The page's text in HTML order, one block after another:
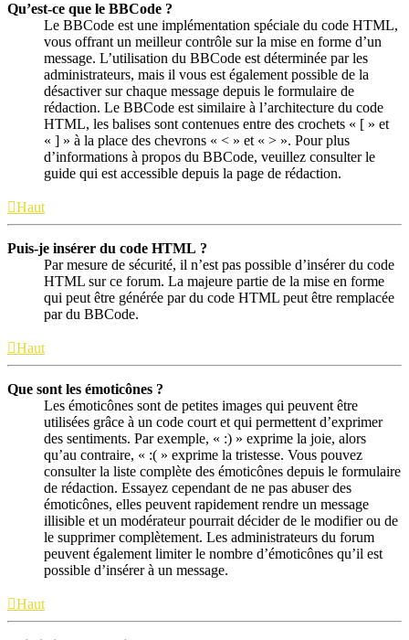
Qu’est-ce que le BBCode ?
Le BBCode est une implémentation spéciale du code HTML,
vous offrant un meilleur contrôle sur la mise en forme d’un
message. L’utilisation du BBCode est déterminée par les
administrateurs, mais il vous est également possible de la
désactiver sur chaque message depuis le formulaire de
rédaction. Le BBCode est similaire à l’architecture du code
HTML, les balises sont contenues entre des crochets « [ » et
« ] » à la place des chevrons « < » et « > ». Pour plus
d’informations à propos du BBCode, veuillez consulter le
guide qui est accessible depuis la page de rédaction.
Haut
Puis-je insérer du code HTML ?
Par mesure de sécurité, il n’est pas possible d’insérer du code
HTML sur ce forum. La majeure partie de la mise en forme
qui peut être générée par du code HTML peut être remplacée
par du BBCode.
Haut
Que sont les émoticônes ?
Les émoticônes sont de petites images qui peuvent être
utilisées grâce à un code court et qui permettent d’exprimer
des sentiments. Par exemple, « :) » exprime la joie, alors
qu’au contraire, « :( » exprime la tristesse. Vous pouvez
consulter la liste complète des émoticônes depuis le formulaire
de rédaction. Essayez cependant de ne pas abuser des
émoticônes, elles peuvent rapidement rendre un message
illisible et un modérateur pourrait décider de le modifier ou de
le supprimer complètement. Les administrateurs du forum
peuvent également limiter le nombre d’émoticônes qu’il est
possible d’insérer à un message.
Haut